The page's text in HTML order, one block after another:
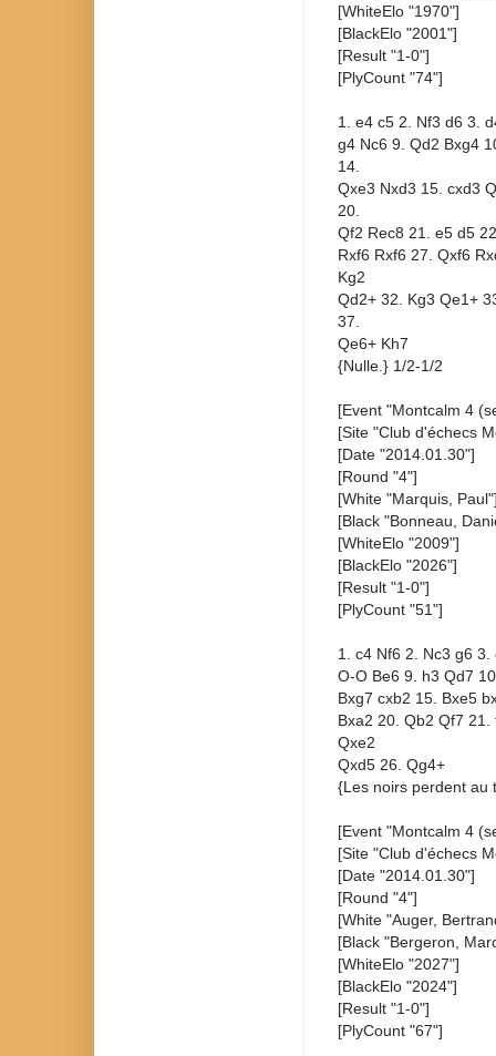
[WhiteElo "1970"]
[BlackElo "2001"]
[Result "1-0"]
[PlyCount "74"]
1. e4 c5 2. Nf3 d6 3.
g4 Nc6 9. Qd2 Bxg4
14.
Qxe3 Nxd3 15. cxd3
20.
Qf2 Rec8 21. e5 d5
Rxf6 Rxf6 27. Qxf6
Kg2
Qd2+ 32. Kg3 Qe1+
37.
Qe6+ Kh7
{Nulle.} 1/2-1/2
[Event "Montcalm 4
[Site "Club d'échecs
[Date "2014.01.30"]
[Round "4"]
[White "Marquis,
[Black "Bonneau,
[WhiteElo "2009"]
[BlackElo "2026"]
[Result "1-0"]
[PlyCount "51"]
1. c4 Nf6 2. Nc3 g6
O-O Be6 9. h3 Qd7
Bxg7 cxb2 15. Bxe5
Bxa2 20. Qb2 Qf7
Qxe2
Qxd5 26. Qg4+
{Les noirs perdent au
[Event "Montcalm 4
[Site "Club d'échecs
[Date "2014.01.30"]
[Round "4"]
[White "Auger,
[Black "Bergeron,
[WhiteElo "2027"]
[BlackElo "2024"]
[Result "1-0"]
[PlyCount "67"]